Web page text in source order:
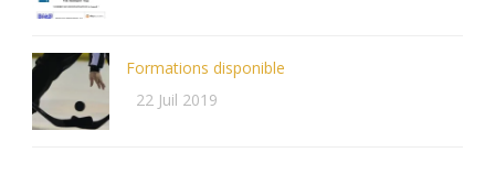
Formations disponible
22 Juil 2019